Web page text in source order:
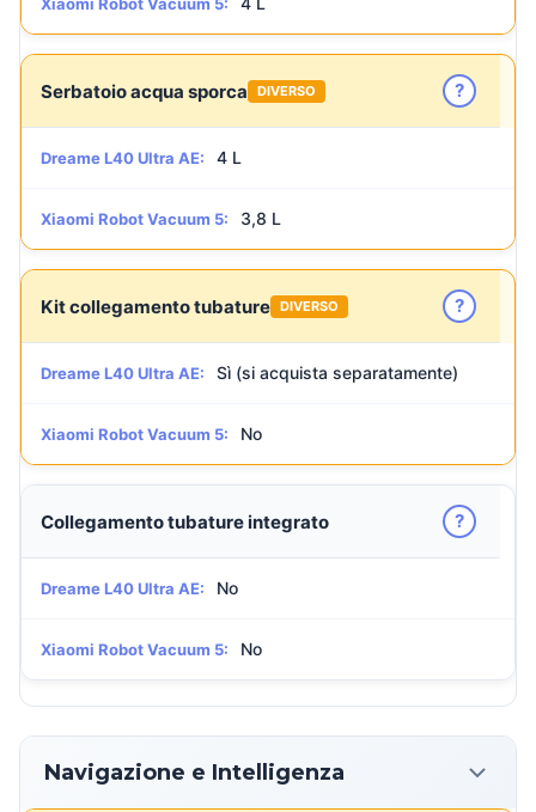
Serbatoio acqua sporca DIVERSO ?
Dreame L40 Ultra AE: 4 L
Xiaomi Robot Vacuum 5: 3,8 L
Kit collegamento tubature DIVERSO ?
Dreame L40 Ultra AE: Sì (si acquista separatamente)
Xiaomi Robot Vacuum 5: No
Collegamento tubature integrato ?
Dreame L40 Ultra AE: No
Xiaomi Robot Vacuum 5: No
Navigazione e Intelligenza